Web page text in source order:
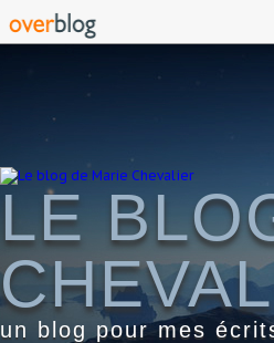
LE
un blog pour mes